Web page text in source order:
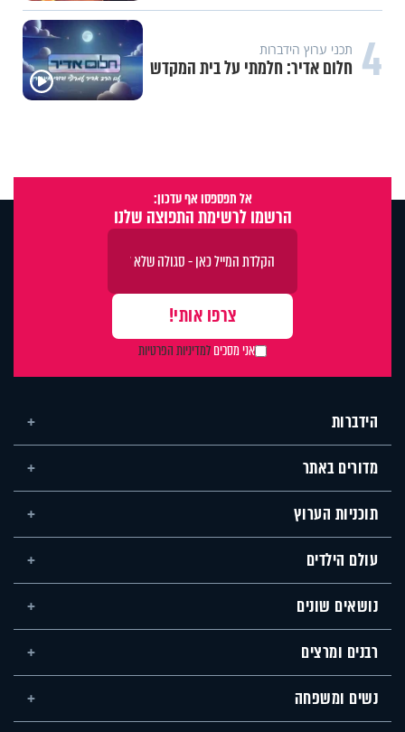
4 תכני ערוץ הידברות
חלום אדיר: חלמתי על בית המקדש
אל תפספסו אף עדכון:
הרשמו לרשימת התפוצה שלנו
אני מסכיםלמדיניות הפרטיות
הידברות
מדורים באתר
תוכניות הערוץ
עולם הילדים
נושאים שונים
רבנים ומרצים
נשים ומשפחה